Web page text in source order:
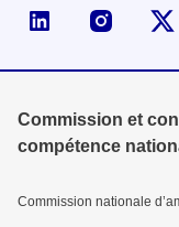
Page LinkedIn
Commission et
compétence
Commission nationale